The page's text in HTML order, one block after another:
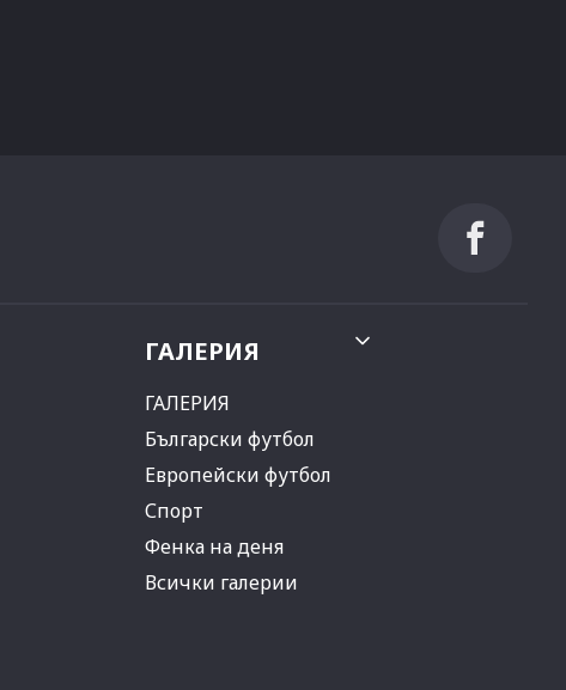
ГАЛЕРИЯ
ГАЛЕРИЯ
Български футбол
Европейски футбол
Спорт
Фенка на деня
Всички галерии